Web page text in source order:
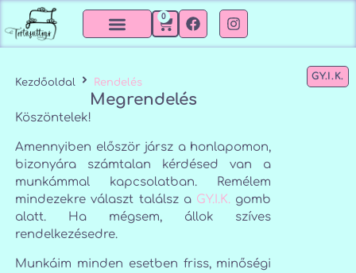
0
Kezdőoldal Rendelés
Megrendelés
Köszöntelek!
Amennyiben először jársz a honlapomon,
bizonyára számtalan kérdésed van a
munkámmal kapcsolatban. Remélem
mindezekre választ találsz a GY.I.K. gomb
alatt. Ha mégsem, állok szíves
rendelkezésedre.
Munkáim minden esetben friss, minőségi
GY.I.K.